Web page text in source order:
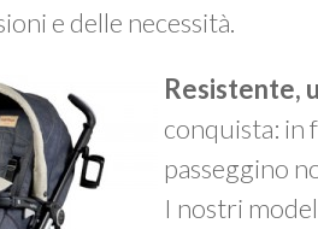
e delle necessità.
Resistente,
conquista: in
passeggino
I nostri